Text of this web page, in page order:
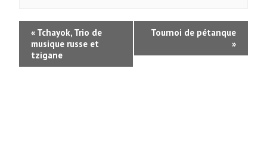
« Tchayok, Trio de
musique russe et
tzigane
Tournoi de pétanque
»